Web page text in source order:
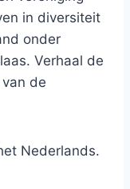
in diversiteit
onder
Verhaal de
de
Nederlands.